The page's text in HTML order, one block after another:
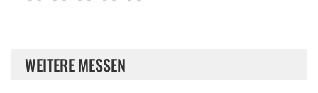
WEITERE MESSEN